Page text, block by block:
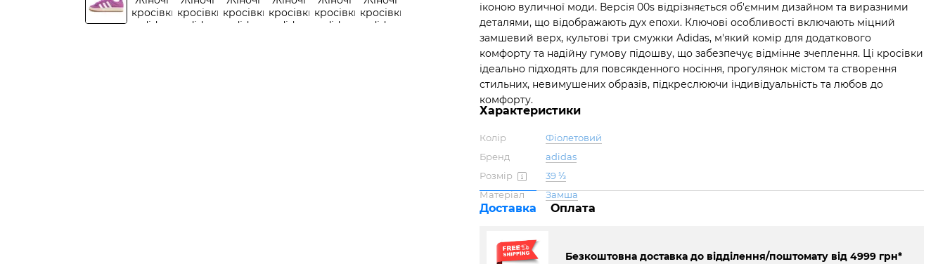
іконою вуличної моди. Версія 00s відрізняється об'ємним дизайном та виразними
деталями, що відображають дух епохи. Ключові особливості включають міцний
замшевий верх, культові три смужки Adidas, м'який комір для додаткового
комфорту та надійну гумову підошву, що забезпечує відмінне зчеплення. Ці кросівки
ідеально підходять для повсякденного носіння, прогулянок містом та створення
стильних, невимушених образів, підкреслюючи індивідуальність та любов до
комфорту.
Характеристики
Колір
Фіолетовий
Бренд
adidas
Розмір
39 ⅓
Матеріал
Замша
Доставка Оплата
Безкоштовна доставка до відділення/поштомату від 4999 грн*